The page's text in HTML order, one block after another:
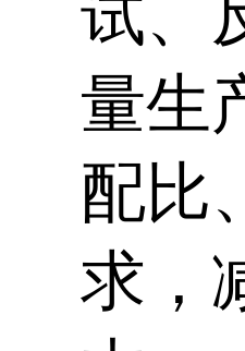
试、
量生
配比
求，